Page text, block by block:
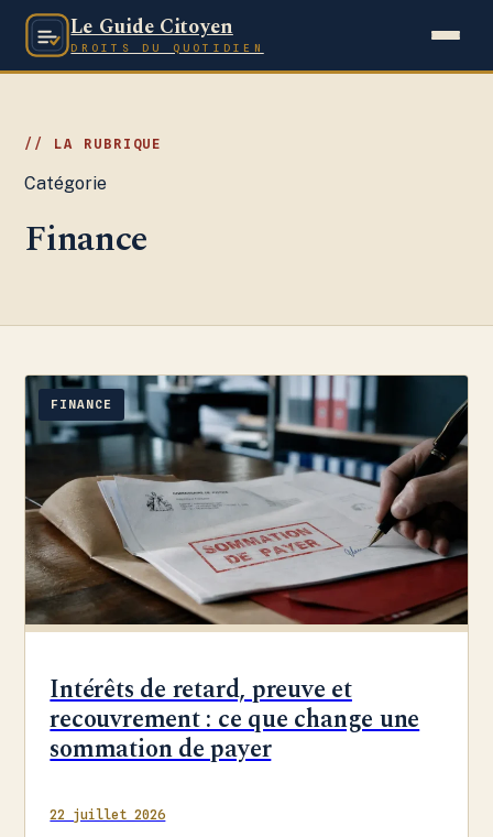
Le Guide Citoyen
DROITS DU QUOTIDIEN
Catégorie
Finance
FINANCE
Intérêts de retard, preuve et
recouvrement : ce que change une
sommation de payer
22 juillet 2026